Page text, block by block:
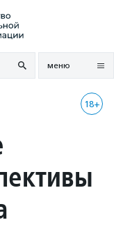
меню
18+